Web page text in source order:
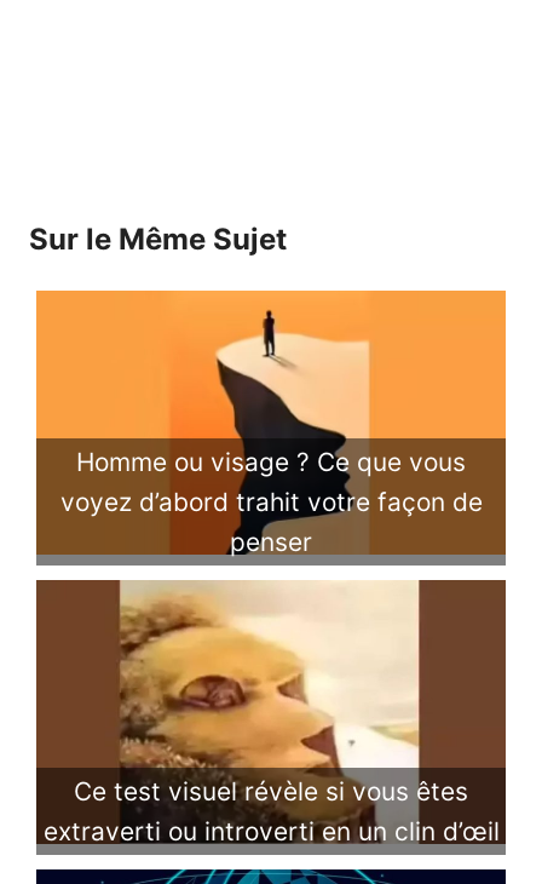
Sur le Même Sujet
Homme ou visage ? Ce que vous
voyez d’abord trahit votre façon de
penser
Ce test visuel révèle si vous êtes
extraverti ou introverti en un clin d’œil